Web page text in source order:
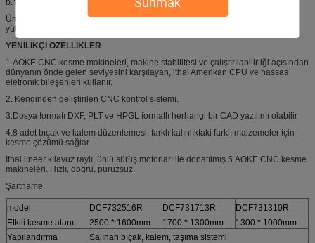
b.Yeni çelik yapı, üretim kullanımı için uygun.
Ürünümüzün keçe taşıma bandı ithal edilmekte ve malzeme taşıma sistemi
yüksek verimlidir.
YENİLİKÇİ ÖZELLİKLER
1.AOKE CNC kesme makineleri, makine stabilitesi ve çalıştırılabilirliği açısından
dünyanın önde gelen seviyesini karşılayan, ithal Amerikan CPU ve hassas
eletronik bileşenleri kullanır.
2. Kendinden geliştirilen CNC kontrol sistemi.
3.Dosya formatı DXF, PLT ve HPGL formatlı herhangi bir CAD yazılımı olabilir
4.8 adet bıçak ve kalem düzenlemesi, farklı kalınlıktaki farklı malzemeler için
kesme çözümü sağlar
İthal lineer kılavuz raylı, ünlü sürüş motorları ile donatılmış 5.AOKE CNC kesme
makineleri. Hızlı, doğru, pürüzsüz.
Şartname
model DCF732516R DCF731713R
DCF731310R
Etkili kesme alanı
2500 * 1600mm 1700 * 1300mm
1300 * 1000mm
Yapılandırma
Salınan bıçak, kalem, taşıma sistemi